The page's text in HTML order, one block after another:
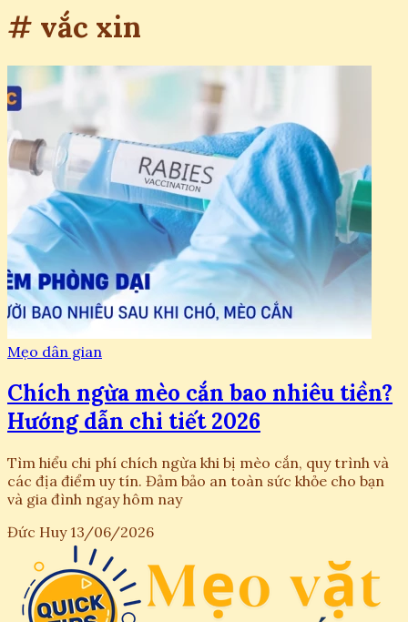
# vắc xin
Mẹo dân gian
Chích ngừa mèo cắn bao nhiêu tiền?
Hướng dẫn chi tiết 2026
Tìm hiểu chi phí chích ngừa khi bị mèo cắn, quy trình và
các địa điểm uy tín. Đảm bảo an toàn sức khỏe cho bạn
và gia đình ngay hôm nay
Đức Huy 13/06/2026